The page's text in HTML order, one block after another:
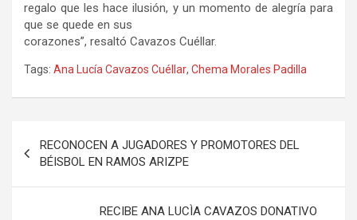
regalo que les hace ilusión, y un momento de alegría para
que se quede en sus
corazones”, resaltó Cavazos Cuéllar.
Tags: Ana Lucía Cavazos Cuéllar, Chema Morales Padilla
de
entradas
RECONOCEN A JUGADORES Y PROMOTORES DEL
BÉISBOL EN RAMOS ARIZPE
RECIBE ANA LUCÌA CAVAZOS DONATIVO